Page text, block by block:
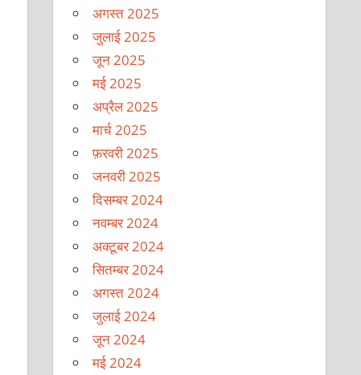
अगस्त 2025
जुलाई 2025
जून 2025
मई 2025
अप्रैल 2025
मार्च 2025
फ़रवरी 2025
जनवरी 2025
दिसम्बर 2024
नवम्बर 2024
अक्टूबर 2024
सितम्बर 2024
अगस्त 2024
जुलाई 2024
जून 2024
मई 2024